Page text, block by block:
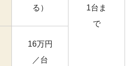
1台ま
で
る）
16万円
／台